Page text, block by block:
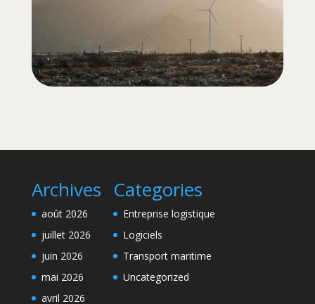
Archives
août 2026
juillet 2026
juin 2026
mai 2026
avril 2026
Categories
Entreprise logistique
Logiciels
Transport maritime
Uncategorized